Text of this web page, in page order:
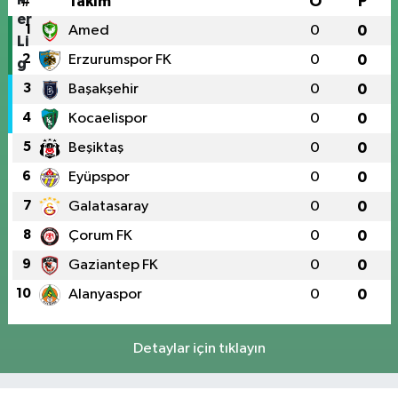
1 Amed 0 0
2 Erzurumspor FK 0 0
3 Başakşehir 0 0
4 Kocaelispor 0 0
5 Beşiktaş 0 0
6 Eyüpspor 0 0
7 Galatasaray 0 0
8 Çorum FK 0 0
9 Gaziantep FK 0 0
10 Alanyaspor 0 0
Detaylar için tıklayın